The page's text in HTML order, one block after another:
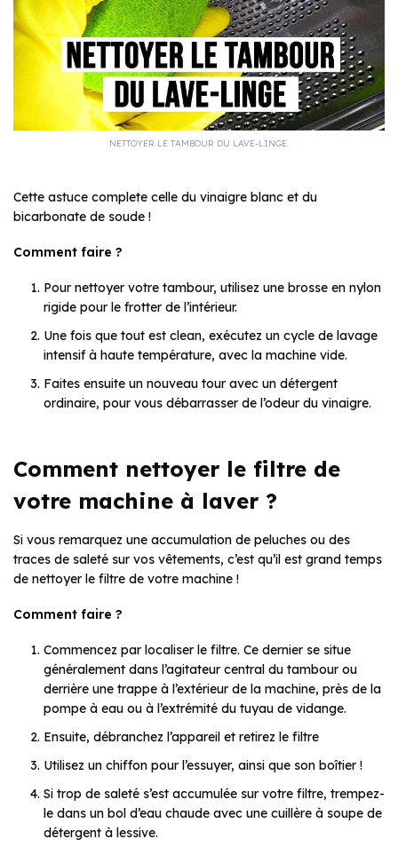
NETTOYER LE TAMBOUR DU LAVE-LINGE.
Cette astuce complete celle du vinaigre blanc et du
bicarbonate de soude !
Comment faire ?
Pour nettoyer votre tambour, utilisez une brosse en nylon
rigide pour le frotter de l’intérieur.
Une fois que tout est clean, exécutez un cycle de lavage
intensif à haute température, avec la machine vide.
Faites ensuite un nouveau tour avec un détergent
ordinaire, pour vous débarrasser de l’odeur du vinaigre.
Comment nettoyer le filtre de
votre machine à laver ?
Si vous remarquez une accumulation de peluches ou des
traces de saleté sur vos vêtements, c’est qu’il est grand temps
de nettoyer le filtre de votre machine !
Comment faire ?
Commencez par localiser le filtre. Ce dernier se situe
généralement dans l’agitateur central du tambour ou
derrière une trappe à l’extérieur de la machine, près de la
pompe à eau ou à l’extrémité du tuyau de vidange.
Ensuite, débranchez l’appareil et retirez le filtre
Utilisez un chiffon pour l’essuyer, ainsi que son boîtier !
Si trop de saleté s’est accumulée sur votre filtre, trempez-
le dans un bol d’eau chaude avec une cuillère à soupe de
détergent à lessive.